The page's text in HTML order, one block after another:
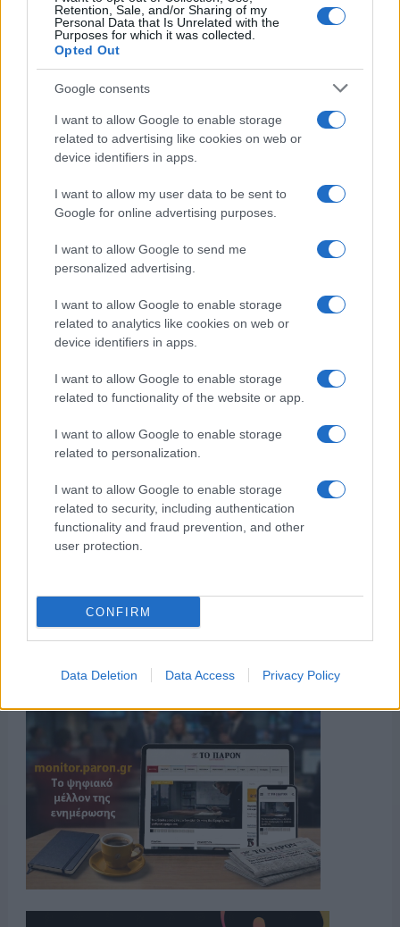
Retention, Sale, and/or Sharing of my
Personal Data that Is Unrelated with the
Purposes for which it was collected.
Opted Out
Google consents
I want to allow Google to enable storage
related to advertising like cookies on web or
device identifiers in apps.
I want to allow my user data to be sent to
Google for online advertising purposes.
I want to allow Google to send me
personalized advertising.
I want to allow Google to enable storage
related to analytics like cookies on web or
device identifiers in apps.
I want to allow Google to enable storage
related to functionality of the website or app.
I want to allow Google to enable storage
related to personalization.
I want to allow Google to enable storage
related to security, including authentication
functionality and fraud prevention, and other
user protection.
CONFIRM
Data Deletion Data Access Privacy Policy
κινητικότητα είναι συνάρτηση πολλών παραγόντων,
ορισμένοι εκ των οποίων δεν είναι ορατοί προς το
παρόν. Λέγεται πως ο Ιβάν Σαββίδης τα βρήκε με την